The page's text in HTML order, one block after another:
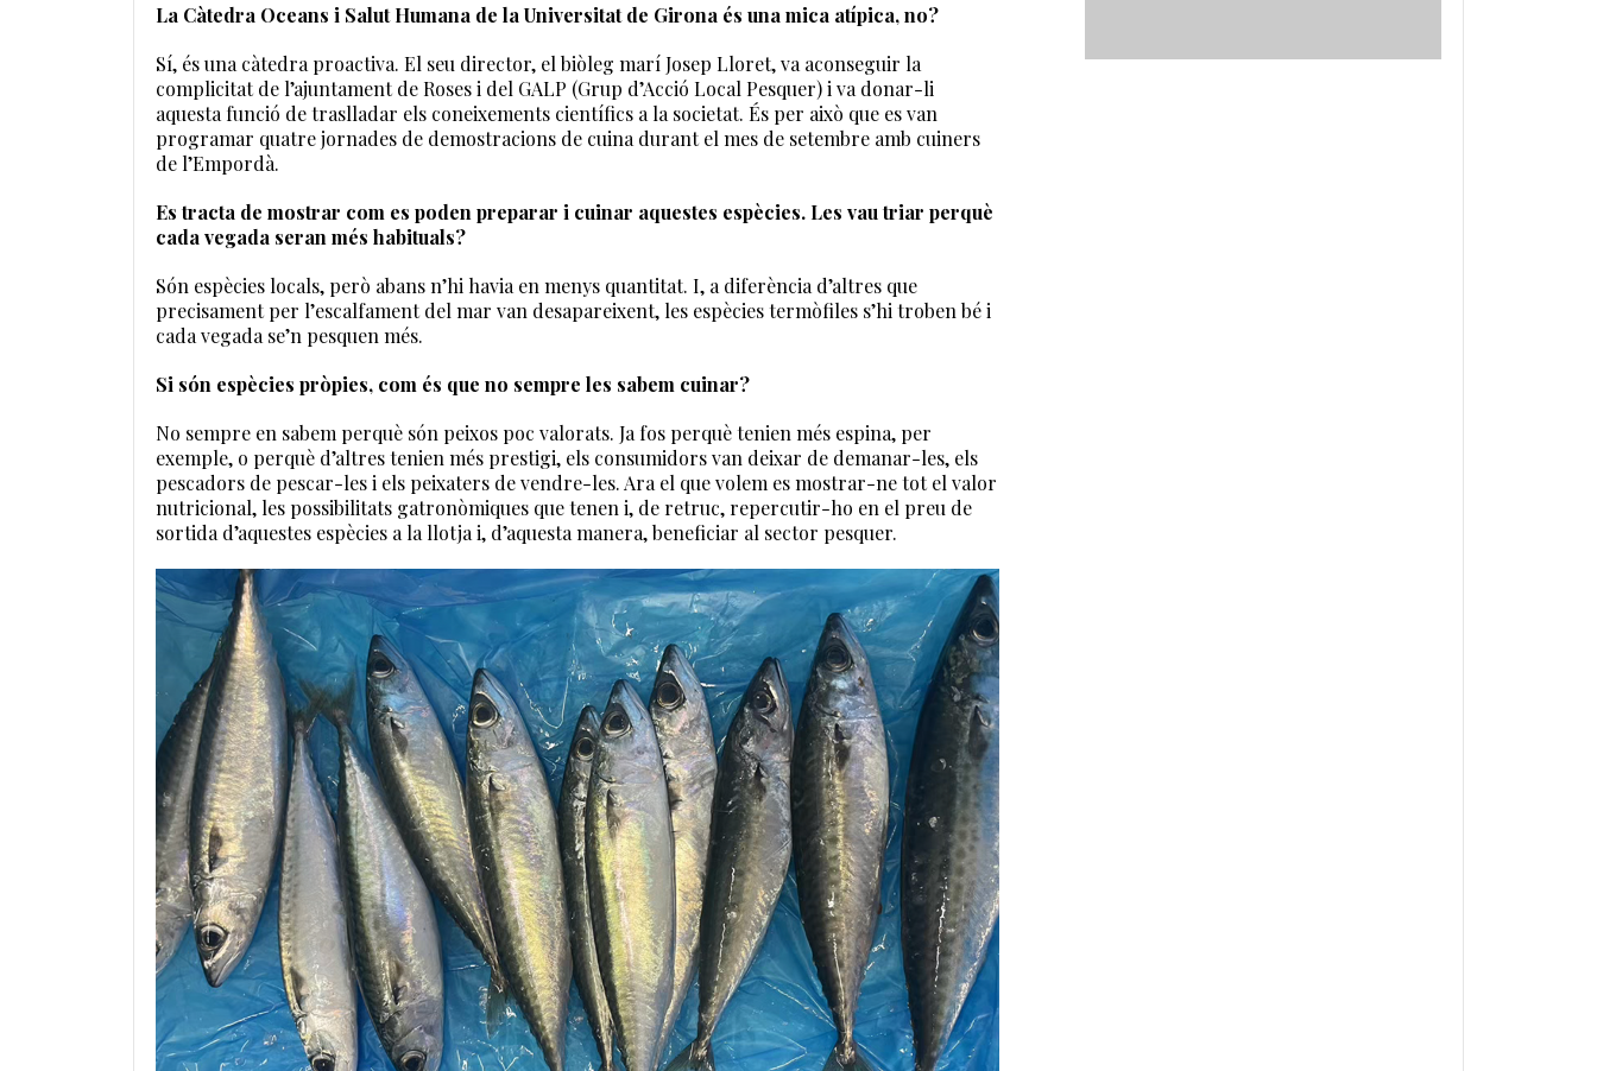
La Càtedra Oceans i Salut Humana de la Universitat de Girona és una mica atípica, no?
Sí, és una càtedra proactiva. El seu director, el biòleg marí Josep Lloret, va aconseguir la
complicitat de l’ajuntament de Roses i del GALP (Grup d’Acció Local Pesquer) i va donar-li
aquesta funció de traslladar els coneixements científics a la societat. És per això que es van
programar quatre jornades de demostracions de cuina durant el mes de setembre amb cuiners
de l’Empordà.
Es tracta de mostrar com es poden preparar i cuinar aquestes espècies. Les vau triar perquè
cada vegada seran més habituals?
Són espècies locals, però abans n’hi havia en menys quantitat. I, a diferència d’altres que
precisament per l’escalfament del mar van desapareixent, les espècies termòfiles s’hi troben bé i
cada vegada se’n pesquen més.
Si són espècies pròpies, com és que no sempre les sabem cuinar?
No sempre en sabem perquè són peixos poc valorats. Ja fos perquè tenien més espina, per
exemple, o perquè d’altres tenien més prestigi, els consumidors van deixar de demanar-les, els
pescadors de pescar-les i els peixaters de vendre-les. Ara el que volem es mostrar-ne tot el valor
nutricional, les possibilitats gatronòmiques que tenen i, de retruc, repercutir-ho en el preu de
sortida d’aquestes espècies a la llotja i, d’aquesta manera, beneficiar al sector pesquer.